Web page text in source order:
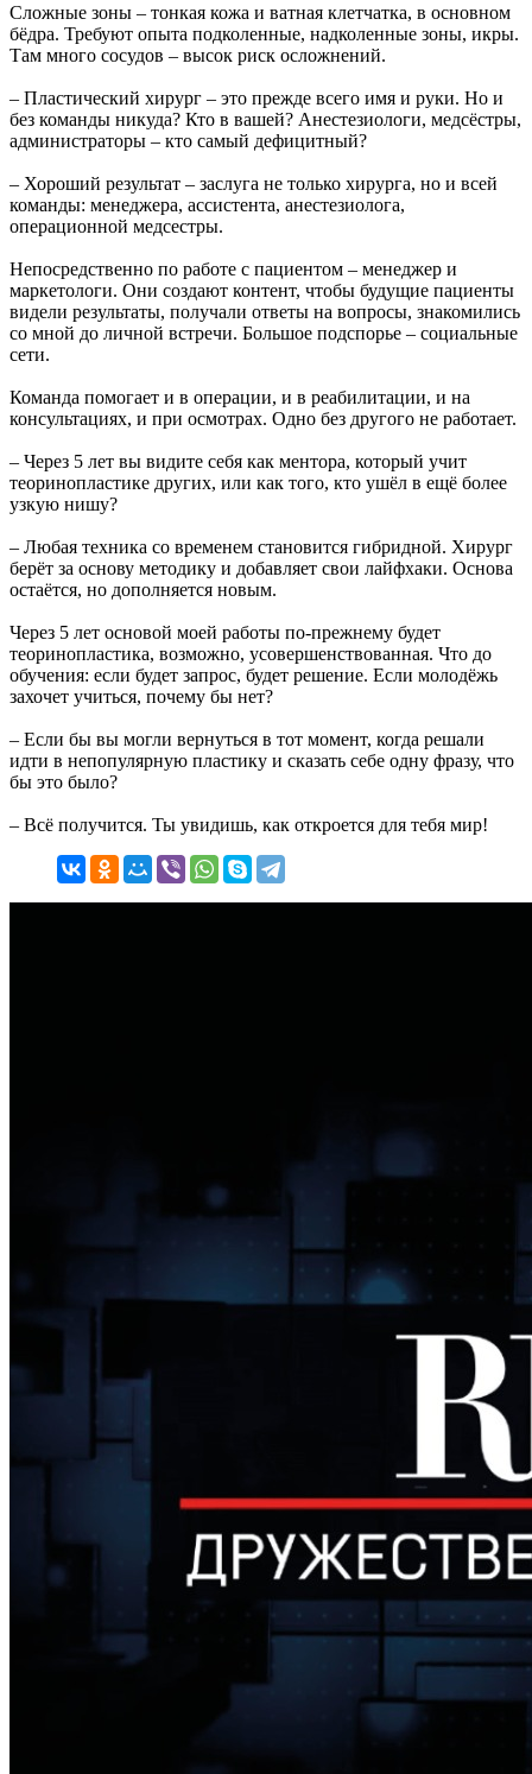
Сложные зоны – тонкая кожа и ватная клетчатка, в основном
бёдра. Требуют опыта подколенные, надколенные зоны, икры.
Там много сосудов – высок риск осложнений.
– Пластический хирург – это прежде всего имя и руки. Но и
без команды никуда? Кто в вашей? Анестезиологи, медсёстры,
администраторы – кто самый дефицитный?
– Хороший результат – заслуга не только хирурга, но и всей
команды: менеджера, ассистента, анестезиолога,
операционной медсестры.
Непосредственно по работе с пациентом – менеджер и
маркетологи. Они создают контент, чтобы будущие пациенты
видели результаты, получали ответы на вопросы, знакомились
со мной до личной встречи. Большое подспорье – социальные
сети.
Команда помогает и в операции, и в реабилитации, и на
консультациях, и при осмотрах. Одно без другого не работает.
– Через 5 лет вы видите себя как ментора, который учит
теоринопластике других, или как того, кто ушёл в ещё более
узкую нишу?
– Любая техника со временем становится гибридной. Хирург
берёт за основу методику и добавляет свои лайфхаки. Основа
остаётся, но дополняется новым.
Через 5 лет основой моей работы по-прежнему будет
теоринопластика, возможно, усовершенствованная. Что до
обучения: если будет запрос, будет решение. Если молодёжь
захочет учиться, почему бы нет?
– Если бы вы могли вернуться в тот момент, когда решали
идти в непопулярную пластику и сказать себе одну фразу, что
бы это было?
– Всё получится. Ты увидишь, как откроется для тебя мир!